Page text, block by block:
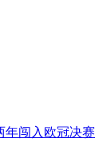
年闯入欧冠决赛